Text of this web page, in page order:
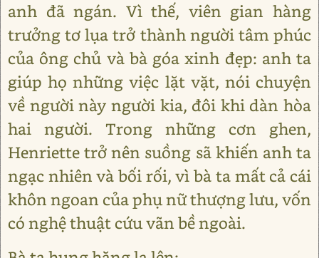
anh đã ngán. Vì thế, viên gian hàng
trưởng tơ lụa trở thành người tâm phúc
của ông chủ và bà góa xinh đẹp: anh ta
giúp họ những việc lặt vặt, nói chuyện
về người này người kia, đôi khi dàn hòa
hai người. Trong những cơn ghen,
Henriette trở nên suồng sã khiến anh ta
ngạc nhiên và bối rối, vì bà ta mất cả cái
khôn ngoan của phụ nữ thượng lưu, vốn
có nghệ thuật cứu vãn bề ngoài.